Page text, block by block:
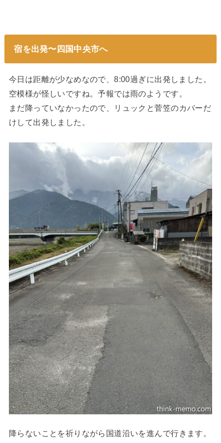
宿を出発〜四国中央市へ
今日は距離が少なめなので、8:00過ぎに出発しました。
空模様が怪しいですね。予報では雨のようです。
まだ降っていなかったので、リュックと菅笠のカバーだ
けして出発しました。
降らないことを祈りながら国道沿いを進んで行きます。